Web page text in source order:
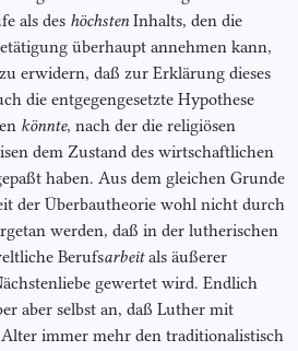
als des höchstenInhalts, den die
überhaupt annehmen kann,
erwidern, daß zur Erklärung dieses
die entgegengesetzte Hypothese
könnte, nach der die religiösen
dem Zustand des wirtschaftlichen
haben. Aus dem gleichen Grunde
der Überbautheorie wohl nicht durch
werden, daß in der lutherischen
Berufsarbeitals äußerer
gewertet wird. Endlich
aber selbst an, daß Luther mit
immer mehr den traditionalistisch